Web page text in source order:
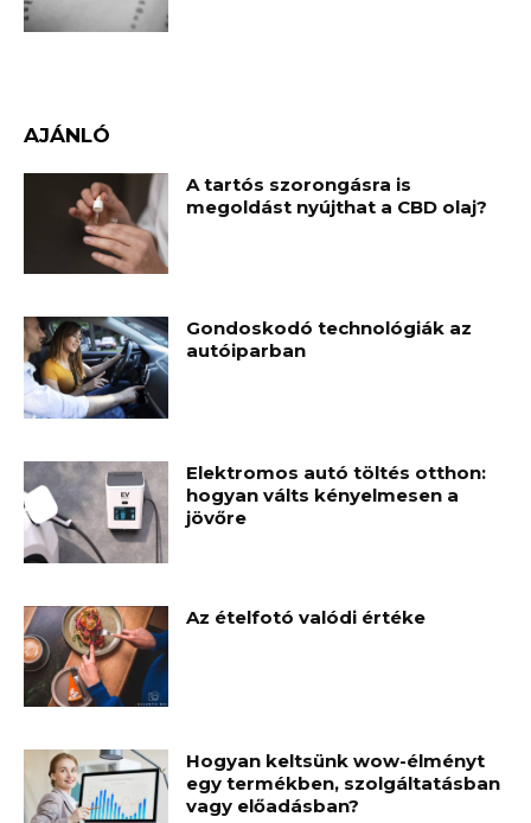
AJÁNLÓ
A tartós szorongásra is
megoldást nyújthat a CBD olaj?
Gondoskodó technológiák az
autóiparban
Elektromos autó töltés otthon:
hogyan válts kényelmesen a
jövőre
Az ételfotó valódi értéke
Hogyan keltsünk wow-élményt
egy termékben, szolgáltatásban
vagy előadásban?